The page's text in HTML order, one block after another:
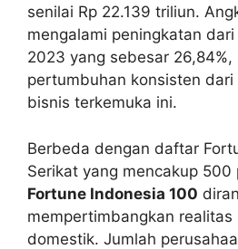
senilai Rp 22.139 triliun.
mengalami peningkatan
2023 yang sebesar 26,84%,
pertumbuhan konsisten
bisnis terkemuka ini.
Berbeda dengan daftar
Serikat yang mencakup
Fortune Indonesia 100
mempertimbangkan realitas
domestik. Jumlah